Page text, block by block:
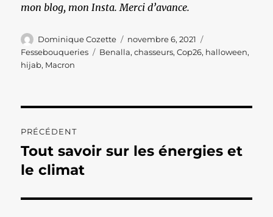
mon blog, mon Insta. Merci d’avance.
Auteur
Dominique Cozette
Publié
le
novembre 6, 2021
Fessebouqueries
Étiquettes
Benalla,chasseurs,Cop26, halloween,
hijab, Macron
de
l’article
PRÉCÉDENT
Publication
précédente :
Tout savoir sur les énergies et
le climat